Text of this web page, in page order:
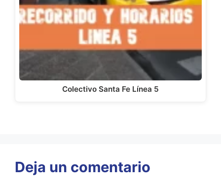
Colectivo Santa Fe Línea 5
Deja un comentario